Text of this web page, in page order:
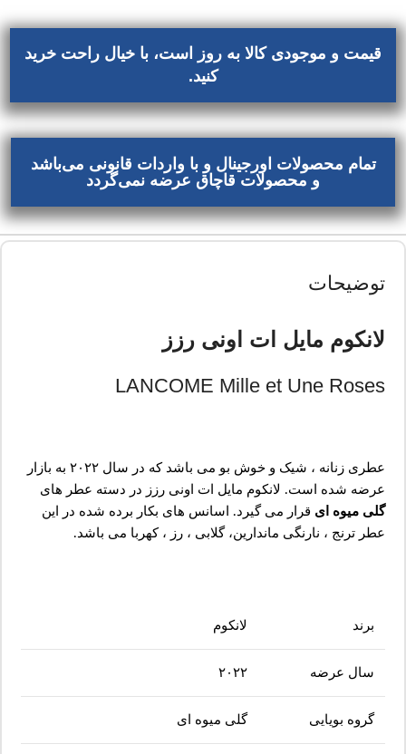
قیمت و موجودی کالا به روز است، با خیال راحت خرید
کنید.
تمام محصولات اورجینال و با واردات قانونی می‌باشد
و محصولات قاچاق عرضه نمی‌گردد
توضیحات
لانکوم مایل ات اونی رزز
LANCOME Mille et Une Roses
عطری زنانه ، شیک و خوش بو می باشد که در سال ۲۰۲۲ به بازار
عرضه شده است. لانکوم مایل ات اونی رزز در دسته عطر های
گلی میوه ای قرار می گیرد. اسانس های بکار برده شده در این
عطر ترنج ، نارنگی ماندارین، گلابی ، رز ، کهربا می باشد.
برند لانکوم
سال عرضه ۲۰۲۲
گروه بویایی گلی میوه ای